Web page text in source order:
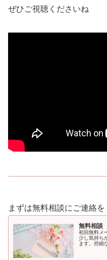
ぜひご視聴くださいね
まずは無料相談にご連絡を
無料相談
初回無料メ
少し気持ち
ます。些細